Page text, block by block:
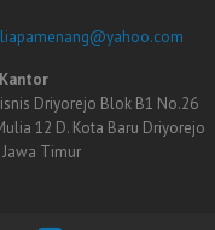
Driyorejo Blok B1 No.26
12 D. Kota Baru Driyorejo
Timur